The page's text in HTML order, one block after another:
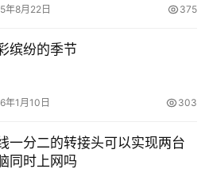
年8月22日 375
缤纷的季节
年1月10日 303
一分二的转接头可以实现两台
同时上网吗